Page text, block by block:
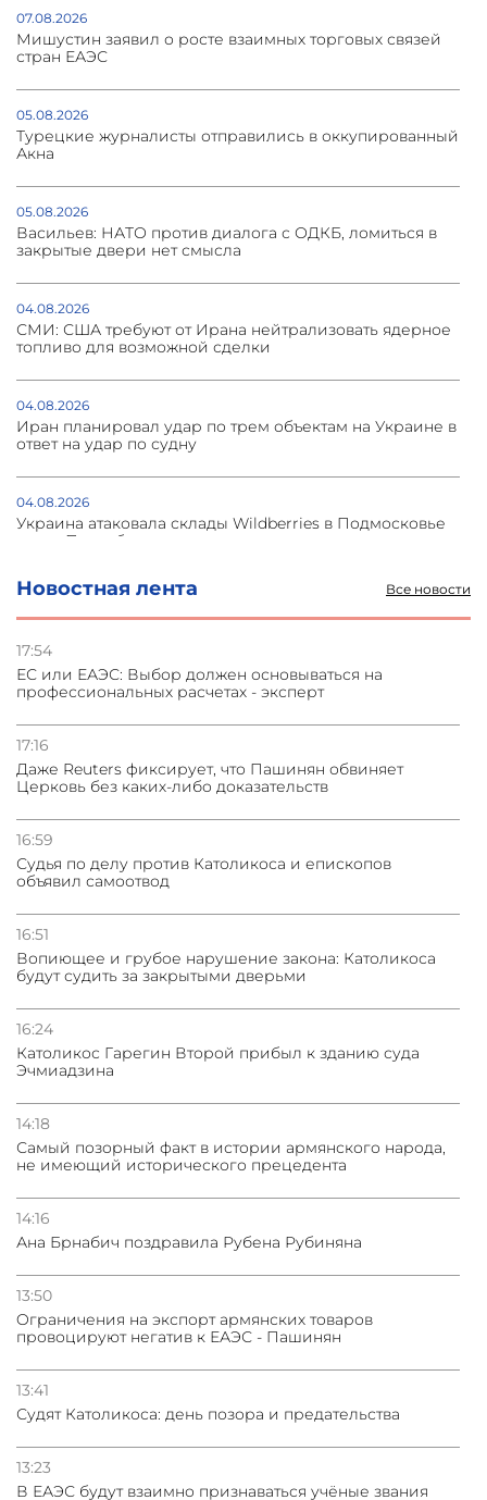
Новостная лента Все новости
17:54
ЕС или ЕАЭС: Выбор должен основываться на
профессиональных расчетах - эксперт
17:16
Даже Reuters фиксирует, что Пашинян обвиняет
Церковь без каких-либо доказательств
16:59
Судья по делу против Католикоса и епископов
объявил самоотвод
16:51
Вопиющее и грубое нарушение закона: Католикоса
будут судить за закрытыми дверьми
16:24
Католикос Гарегин Второй прибыл к зданию суда
Эчмиадзина
14:18
Самый позорный факт в истории армянского народа,
не имеющий исторического прецедента
14:16
Ана Брнабич поздравила Рубена Рубиняна
13:50
Oграничения на экспорт армянских товаров
провоцируют негатив к ЕАЭС - Пашинян
13:41
Судят Католикоса: день позора и предательства
13:23
В ЕАЭС будут взаимно признаваться учёные звания
07.08.2026
Мишустин заявил о росте взаимных торговых связей
стран ЕАЭС
05.08.2026
Турецкие журналисты отправились в оккупированный
Акна
05.08.2026
Васильев: НАТО против диалога с ОДКБ, ломиться в
закрытые двери нет смысла
04.08.2026
СМИ: США требуют от Ирана нейтрализовать ядерное
топливо для возможной сделки
04.08.2026
Иран планировал удар по трем объектам на Украине в
ответ на удар по судну
04.08.2026
Украина атаковала склады Wildberries в Подмосковье
и под Петербургом
03.08.2026
Стратегия безопасности ОДКБ допускает применение
03.08.2026
31.07.2026
погрануправления СНБ Армении в Тбилиси